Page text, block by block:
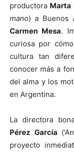
productora Marta
mano) a Buenos
Carmen Mesa.
curiosa por
cultura tan
conocer más a
del alma y los
en Argentina.
La directora
Pérez García
proyecto